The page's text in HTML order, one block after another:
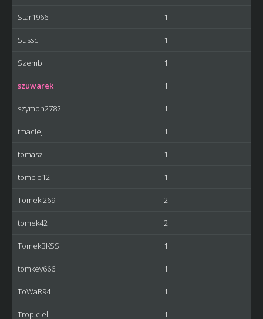
Star1966 1
Sussc 1
Szembi 1
szuwarek 1
szymon2782 1
tmaciej 1
tomasz 1
tomcio12 1
Tomek 269 2
tomek42 2
TomekBKSS 1
tomkey666 1
ToWaR94 1
Tropiciel 1